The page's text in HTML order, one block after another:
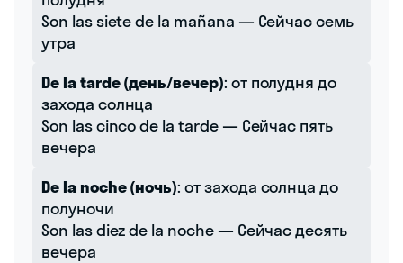
Son las siete de la mañana — Сейчас семь
утра
De la tarde (день/вечер): от полудня до
захода солнца
Son las cinco de la tarde — Сейчас пять
вечера
De la noche (ночь): от захода солнца до
полуночи
Son las diez de la noche — Сейчас десять
вечера